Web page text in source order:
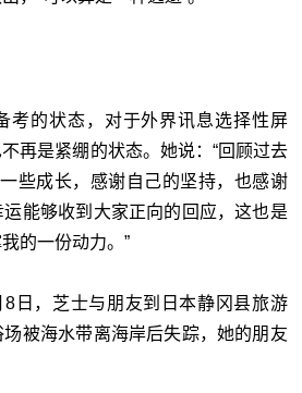
考的状态，对于外界讯息选择性屏
再是紧绷的状态。她说：“回顾过去
些成长，感谢自己的坚持，也感谢
能够收到大家正向的回应，这也是
的一份动力。”
日，芝士与朋友到日本静冈县旅游
被海水带离海岸后失踪，她的朋友